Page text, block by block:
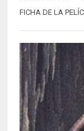
FICHA DE LA